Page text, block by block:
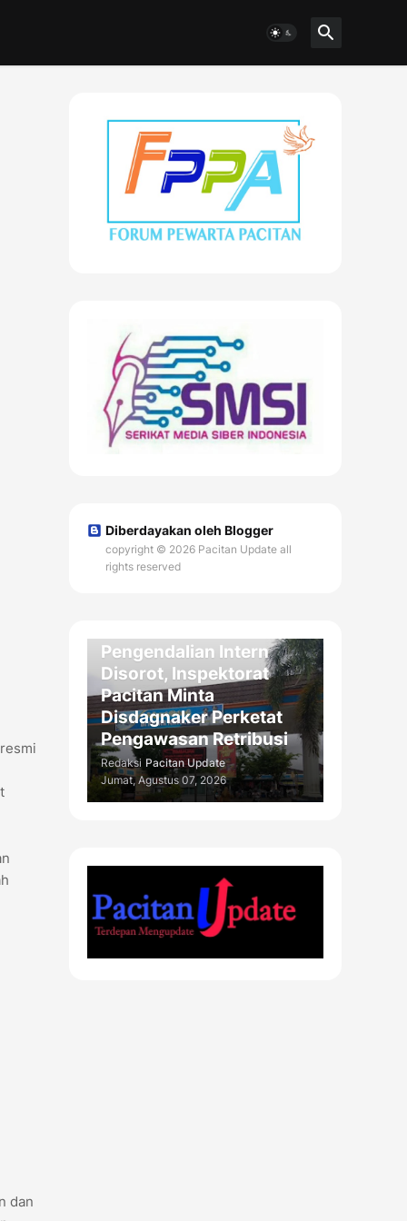
dan
Diberdayakan oleh Blogger
copyright © 2026 Pacitan Update all
rights reserved
Pengendalian Intern
Disorot, Inspektorat
Pacitan Minta
Disdagnaker Perketat
Pengawasan Retribusi
Redaksi Pacitan Update
Jumat, Agustus 07, 2026